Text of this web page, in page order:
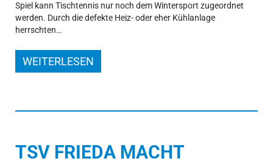
Spiel kann Tischtennis nur noch dem Wintersport zugeordnet
werden. Durch die defekte Heiz- oder eher Kühlanlage
herrschten…
WEITERLESEN
TSV FRIEDA MACHT